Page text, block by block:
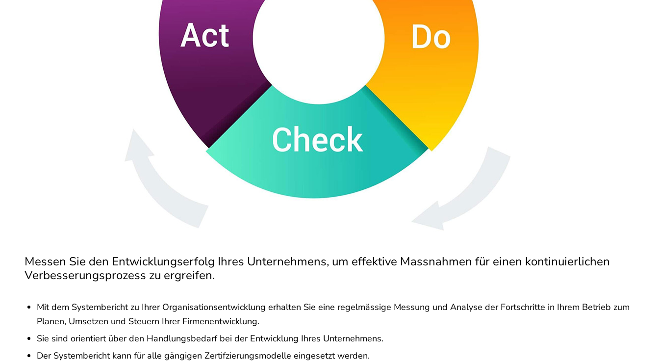
Messen Sie den Entwicklungserfolg Ihres Unternehmens, um effektive Massnahmen für einen kontinuierlichen
Verbesserungsprozess zu ergreifen.
Mit dem Systembericht zu Ihrer Organisationsentwicklung erhalten Sie eine regelmässige Messung und Analyse der Fortschritte in Ihrem Betrieb zum
Planen, Umsetzen und Steuern Ihrer Firmenentwicklung.
Sie sind orientiert über den Handlungsbedarf bei der Entwicklung Ihres Unternehmens.
Der Systembericht kann für alle gängigen Zertifzierungsmodelle eingesetzt werden.